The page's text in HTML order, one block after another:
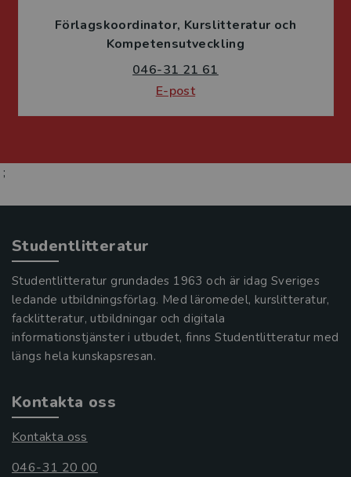
Förlagskoordinator Kurslitteratur och
Kompetensutveckling
046-31 21 61
E-post
;
Studentlitteratur
Studentlitteratur grundades 1963 och är idag Sveriges
ledande utbildningsförlag. Med läromedel, kurslitteratur,
facklitteratur, utbildningar och digitala
informationstjänster i utbudet, finns Studentlitteratur med
längs hela kunskapsresan.
Kontakta oss
Kontakta oss
046-31 20 00